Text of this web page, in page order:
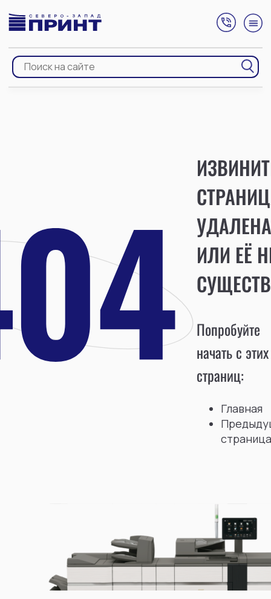
УДАЛЕНА
ИЛИ ЕЁ
Попробуйте
начать с этих
страниц:
Главная
страница